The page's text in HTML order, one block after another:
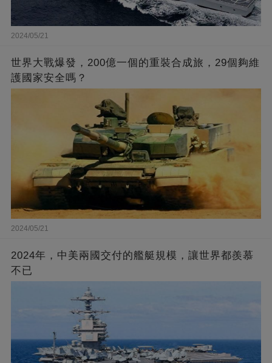
2024/05/21
世界大戰爆發，200億一個的重裝合成旅，29個夠維
護國家安全嗎？
2024/05/21
2024年，中美兩國交付的艦艇規模，讓世界都羨慕
不已